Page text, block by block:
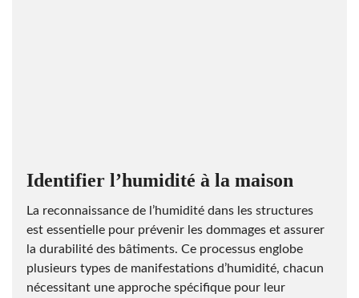
Identifier l’humidité à la maison
La reconnaissance de l’humidité dans les structures
est essentielle pour prévenir les dommages et assurer
la durabilité des bâtiments. Ce processus englobe
plusieurs types de manifestations d’humidité, chacun
nécessitant une approche spécifique pour leur